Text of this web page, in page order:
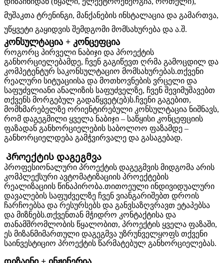
მუშაკთა ტრენინგი, მანქანების ინსტალაცია და გამართვა,
უწყვეტი გაყიდვის შემდგომი მომსახურება და ა.შ.
კონსულტაცია + კონცეფცია
როგორც პირველი ნაბიჯი და პროექტის
განხორციელებამდე, ჩვენ გაგიწევთ ღრმა გამოცდილ და
კომპეტენტურ საკონსულტაციო მომსახურებას.თქვენი
რეალური სიტუაციისა და მოთხოვნების ვრცელი და
საფუძვლიანი ანალიზის საფუძველზე, ჩვენ შევიმუშავებთ
თქვენს მორგებულ გადაწყვეტ(ებ)ს.ჩვენი გაგებით,
მომხმარებელზე ორიენტირებული კონსულტაცია ნიშნავს,
რომ დაგეგმილი ყველა ნაბიჯი – საწყისი კონცეფციის
ფაზადან განხორციელების საბოლოო ფაზამდე –
განხორციელდება გამჭვირვალე და გასაგებად.
Პროექტის დაგეგმვა
პროფესიონალური პროექტის დაგეგმვის მიდგომა არის
კომპლექსური ავტომატიზაციის პროექტების
რეალიზაციის წინაპირობა.თითოეული ინდივიდუალური
დავალების საფუძველზე ჩვენ ვიანგარიშებთ დროის
ჩარჩოებსა და რესურსებს და განვსაზღვრავთ ეტაპებსა
და მიზნებს.თქვენთან მჭიდრო კონტაქტისა და
თანამშრომლობის წყალობით, პროექტის ყველა ფაზაში,
ეს მიზანმიმართული დაგეგმვა უზრუნველყოფს თქვენი
საინვესტიციო პროექტის წარმატებულ განხორციელებას.